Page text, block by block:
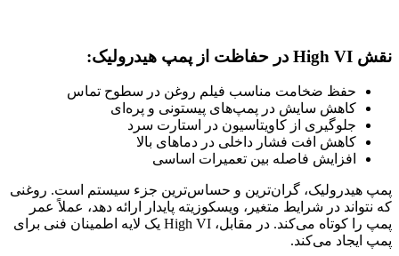
نقش High VI در حفاظت از پمپ هیدرولیک:
حفظ ضخامت مناسب فیلم روغن در سطوح تماس
کاهش سایش در پمپ‌های پیستونی و پره‌ای
جلوگیری از کاویتاسیون در استارت سرد
کاهش افت فشار داخلی در دماهای بالا
افزایش فاصله بین تعمیرات اساسی
پمپ هیدرولیک، گران‌ترین و حساس‌ترین جزء سیستم است. روغنی
که نتواند در شرایط متغیر، ویسکوزیته پایدار ارائه دهد، عملاً عمر
پمپ را کوتاه می‌کند. در مقابل، High VI یک لایه اطمینان فنی برای
پمپ ایجاد می‌کند.